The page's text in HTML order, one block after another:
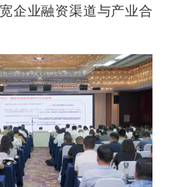
企业融资渠道与产业合